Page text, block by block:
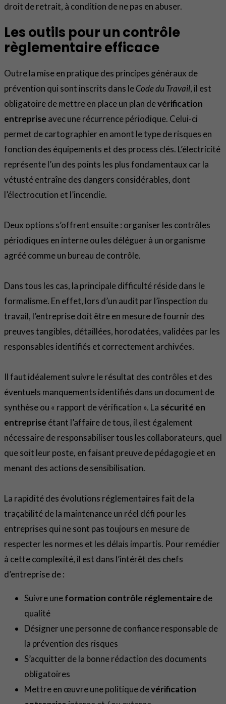
droit de retrait, à condition de ne pas en abuser.
Les outils pour un contrôle
règlementaire efficace
Outre la mise en pratique des principes généraux de
prévention qui sont inscrits dans leCode du Travail, il est
obligatoire de mettre en place un plan devérification
entreprise avec une récurrence périodique. Celui-ci
permet de cartographier en amont le type de risques en
fonction des équipements et des process clés. L’électricité
représente l’un des points les plus fondamentaux car la
vétusté entraîne des dangers considérables, dont
l’électrocution et l’incendie.
Deux options s’offrent ensuite : organiser les contrôles
périodiques en interne ou les déléguer à un organisme
agréé comme un bureau de contrôle.
Dans tous les cas, la principale difficulté réside dans le
formalisme. En effet, lors d’un audit par l’inspection du
travail, l’entreprise doit être en mesure de fournir des
preuves tangibles, détaillées, horodatées, validées par les
responsables identifiés et correctement archivées.
Il faut idéalement suivre le résultat des contrôles et des
éventuels manquements identifiés dans un document de
synthèse ou « rapport de vérification ». La sécurité en
entreprise étant l’affaire de tous, il est également
nécessaire de responsabiliser tous les collaborateurs, quel
que soit leur poste, en faisant preuve de pédagogie et en
menant des actions de sensibilisation.
La rapidité des évolutions réglementaires fait de la
traçabilité de la maintenance un réel défi pour les
entreprises qui ne sont pas toujours en mesure de
respecter les normes et les délais impartis. Pour remédier
à cette complexité, il est dans l’intérêt des chefs
d’entreprise de :
Suivre uneformation contrôle réglementaire de
qualité
Désigner une personne de confiance responsable de
la prévention des risques
S’acquitter de la bonne rédaction des documents
obligatoires
Mettre en œuvre une politique devérification